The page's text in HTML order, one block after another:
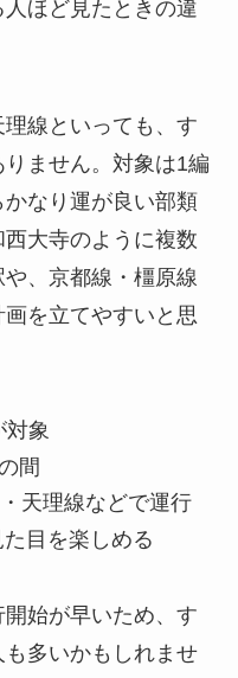
ほど見たときの違
線といっても、す
ません。対象は1編
なり運が良い部類
大寺のように複数
、京都線・橿原線
を立てやすいと思
対象
間
天理線などで運行
目を楽しめる
始が早いため、す
多いかもしれませ